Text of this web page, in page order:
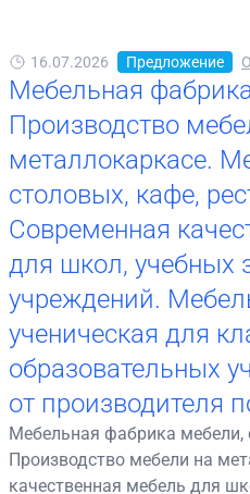
16.07.2026 Предложение
Мебельная
Производство
металлокаркасе.
столовых, кафе,
Современная
для школ, учебных
учреждений.
ученическая для
образовательных
от производителя
Мебельная фабрика мебели,
Производство мебели на
качественная мебель для